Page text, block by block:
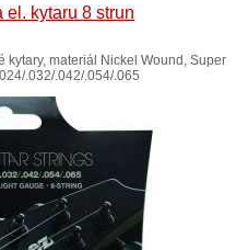
el. kytaru 8 strun
kytary, materiál Nickel Wound, Super
.032/.042/.054/.065